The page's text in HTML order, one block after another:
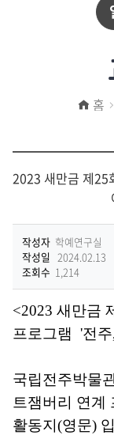
맵
전
실
내
실
참
방
놀
이
터
홈
2023 새만금 제25
작성자 학예연구실
작성일
2024.02.13
조회수 1,214
<2023 새만금
프로그램 '전
국립전주박물
트잼버리 연계
활동지(영문)